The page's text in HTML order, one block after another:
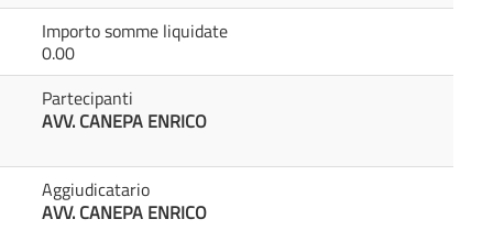
Importo somme liquidate
0.00
Partecipanti
AVV. CANEPA ENRICO
Aggiudicatario
AVV. CANEPA ENRICO